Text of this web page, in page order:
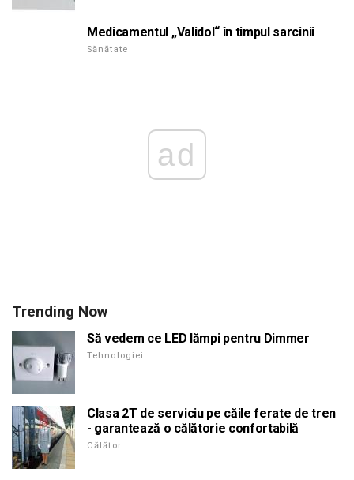
Medicamentul „Validol“ în timpul sarcinii
Sănătate
ad
Trending Now
Să vedem ce LED lămpi pentru Dimmer
Tehnologiei
Clasa 2T de serviciu pe căile ferate de tren
- garantează o călătorie confortabilă
Călător